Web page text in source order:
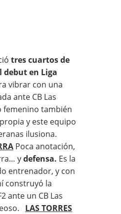
tres cuartos de
debut en Liga
vibrar con una
ante CB Las
femenino también
y este equipo
ilusiona.
Poca anotación,
ydefensa. Es la
entrenador, y con
construyó la
ante un CB Las
LAS TORRES